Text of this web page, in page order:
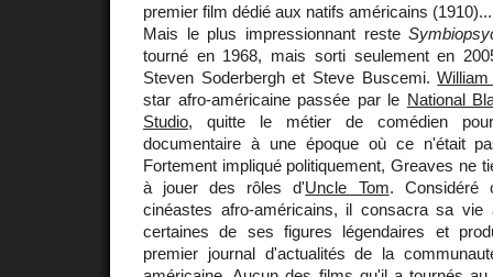
premier film dédié aux natifs américains (1910)...
Mais le plus impressionnant reste
tourné en 1968, mais sorti seulement en
Steven Soderbergh et Steve Buscemi.
star afro-américaine passée par le National
Studio, quitte le métier de comédien
documentaire à une époque où ce n'était
Fortement impliqué politiquement, Greaves ne
à jouer des rôles d'Uncle Tom. Considéré
cinéastes afro-américains, il consacra sa
certaines de ses figures légendaires et
premier journal d'actualités de la